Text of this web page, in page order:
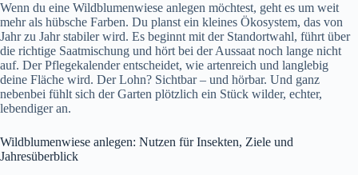
Wenn du eine Wildblumenwiese anlegen möchtest, geht es um weit
mehr als hübsche Farben. Du planst ein kleines Ökosystem, das von
Jahr zu Jahr stabiler wird. Es beginnt mit der Standortwahl, führt über
die richtige Saatmischung und hört bei der Aussaat noch lange nicht
auf. Der Pflegekalender entscheidet, wie artenreich und langlebig
deine Fläche wird. Der Lohn? Sichtbar – und hörbar. Und ganz
nebenbei fühlt sich der Garten plötzlich ein Stück wilder, echter,
lebendiger an.
Wildblumenwiese anlegen: Nutzen für Insekten, Ziele und
Jahresüberblick